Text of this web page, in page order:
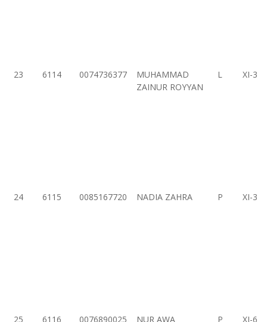
23 6114 0074736377
MUHAMMAD
ZAINUR ROYYAN
L XI-3
24 6115 0085167720 NADIA ZAHRA P XI-3
25 6116 0076890025 NUR AWA P XI-6